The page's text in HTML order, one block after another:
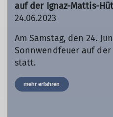
auf der Ignaz-Mattis-
24.06.2023
Am Samstag, den 24.
Sonnwendfeuer auf
statt.
mehr erfahren